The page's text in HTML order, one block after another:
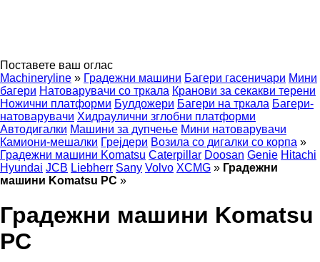
Поставете ваш оглас
Machineryline » Градежни машини Багери гасеничари Мини
багери Натоварувачи со тркала Кранови за секакви терени
Ножични платформи Булдожери Багери на тркала Багери-
натоварувачи Хидраулични зглобни платформи
Автодигалки Машини за дупчење Мини натоварувачи
Камиони-мешалки Грејдери Возила со дигалки со корпа »
Градежни машини Komatsu Caterpillar Doosan Genie Hitachi
Hyundai JCB Liebherr Sany Volvo XCMG » Градежни
машини Komatsu PC »
Градежни машини Komatsu
PC